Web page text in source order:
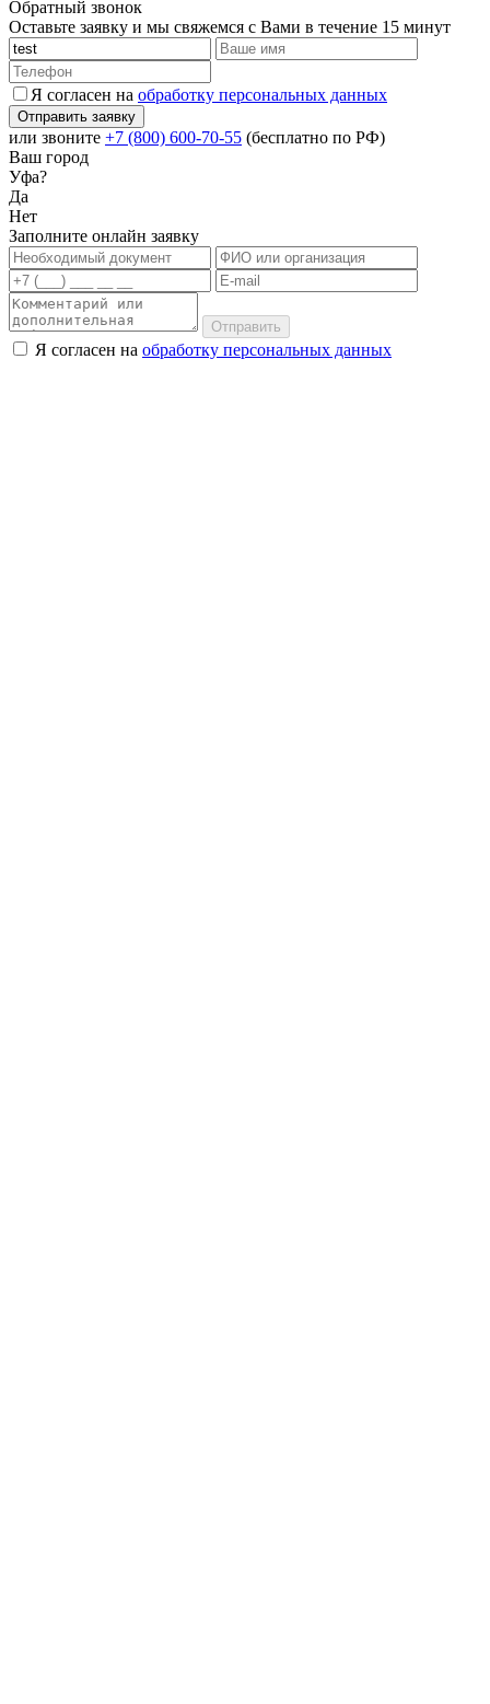
Обратный звонок
Оставьте заявку и мы свяжемся с Вами в течение 15 минут
Я согласен на обработку персональных данных
или звоните +7 (800) 600-70-55 (бесплатно по РФ)
Ваш город
Уфа?
Да
Нет
Заполните онлайн заявку
Отправить
Я согласен на обработку персональных данных